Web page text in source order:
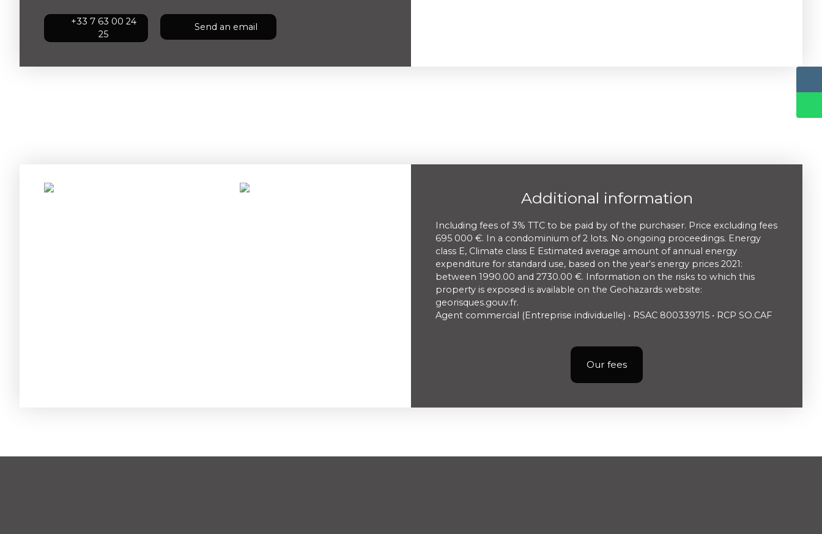
+33 7 63 00 24
25
Send an email
Additional information
Including fees of 3% TTC to be paid by of the purchaser. Price excluding fees
695 000 €. In a condominium of 2 lots. No ongoing proceedings. Energy
class E, Climate class E Estimated average amount of annual energy
expenditure for standard use, based on the year's energy prices 2021:
between 1990.00 and 2730.00 €. Information on the risks to which this
property is exposed is available on the Geohazards website:
georisques.gouv.fr.
Agent commercial (Entreprise individuelle) • RSAC 800339715 • RCP SO.CAF
Our fees